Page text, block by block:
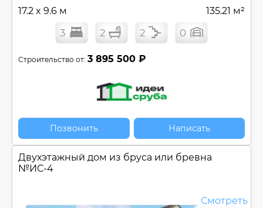
17.2 x 9.6 м 135.21 м²
3 2 2 0
Строительство от: 3 895 500 ₽
Позвонить Написать
Двухэтажный дом из бруса или бревна
№ИС-4
Смотреть